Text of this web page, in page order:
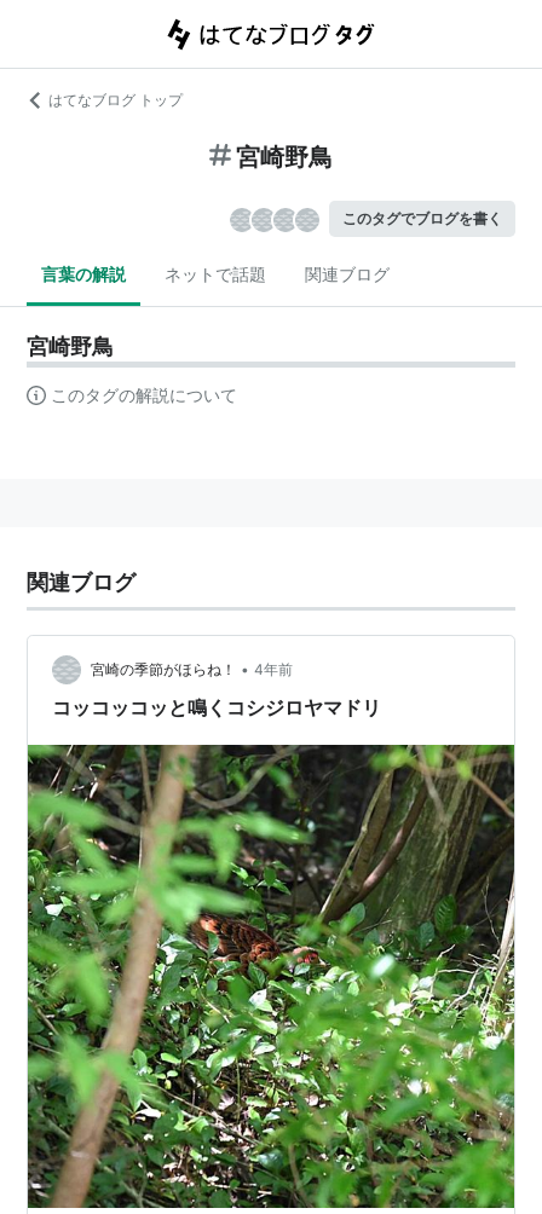
はてなブログ トップ
宮崎野鳥
このタグでブログを書く
言葉の解説 ネットで話題 関連ブログ
宮崎野鳥
このタグの解説について
関連ブログ
宮崎の季節がほらね！ • 4年前
コッコッコッと鳴くコシジロヤマドリ